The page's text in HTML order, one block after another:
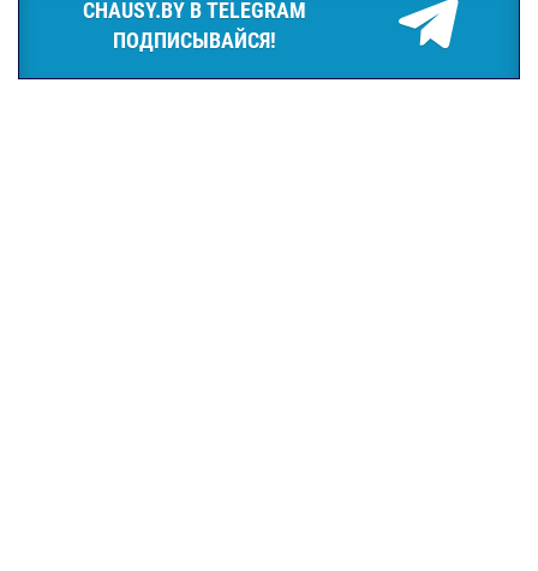
CHAUSY.BY В TELEGRAM
ПОДПИСЫВАЙСЯ!